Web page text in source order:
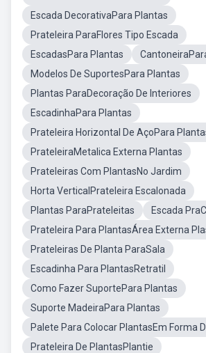
Escada DecorativaPara Plantas
Prateleira ParaFlores Tipo Escada
EscadasPara Plantas
Modelos De SuportesPara Plantas
Plantas ParaDecoração De Interiores
EscadinhaPara Plantas
Prateleira Horizontal De AçoPara
PrateleiraMetalica Externa Plantas
Prateleiras Com PlantasNo Jardim
Horta VerticalPrateleira Escalonada
Plantas ParaPrateleitas
Escada
Prateleira Para PlantasÁrea Externa
Prateleiras De Planta ParaSala
Escadinha Para PlantasRetratil
Como Fazer SuportePara Plantas
Suporte MadeiraPara Plantas
Palete Para Colocar PlantasEm Forma
Prateleira De PlantasPlantie